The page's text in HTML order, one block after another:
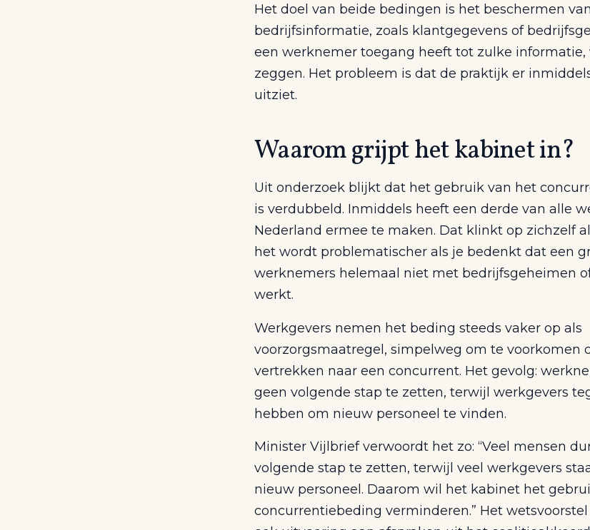
Het doel van beide bedingen is het beschermen
bedrijfsinformatie, zoals klantgegevens of
een werknemer toegang heeft tot zulke informatie,
zeggen. Het probleem is dat de praktijk er
uitziet.
Waarom grijpt het kabinet in?
Uit onderzoek blijkt dat het gebruik van het
is verdubbeld. Inmiddels heeft een derde van alle
Nederland ermee te maken. Dat klinkt op zichzelf
het wordt problematischer als je bedenkt dat een
werknemers helemaal niet met bedrijfsgeheimen
werkt.
Werkgevers nemen het beding steeds vaker op als
voorzorgsmaatregel, simpelweg om te voorkomen
vertrekken naar een concurrent. Het gevolg:
geen volgende stap te zetten, terwijl werkgevers
hebben om nieuw personeel te vinden.
Minister Vijlbrief verwoordt het zo: “Veel mensen
volgende stap te zetten, terwijl veel werkgevers
nieuw personeel. Daarom wil het kabinet het
concurrentiebeding verminderen.” Het